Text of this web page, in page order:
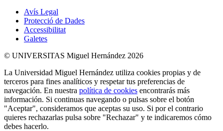
Avís Legal
Protecció de Dades
Accessibilitat
Galetes
© UNIVERSITAS Miguel Hernández 2026
La Universidad Miguel Hernández utiliza cookies propias y de
terceros para fines analíticos y respetar tus preferencias de
navegación. En nuestra política de cookies encontrarás más
información. Si continuas navegando o pulsas sobre el botón
"Aceptar", consideramos que aceptas su uso. Si por el contrario
quieres rechazarlas pulsa sobre "Rechazar" y te indicaremos cómo
debes hacerlo.